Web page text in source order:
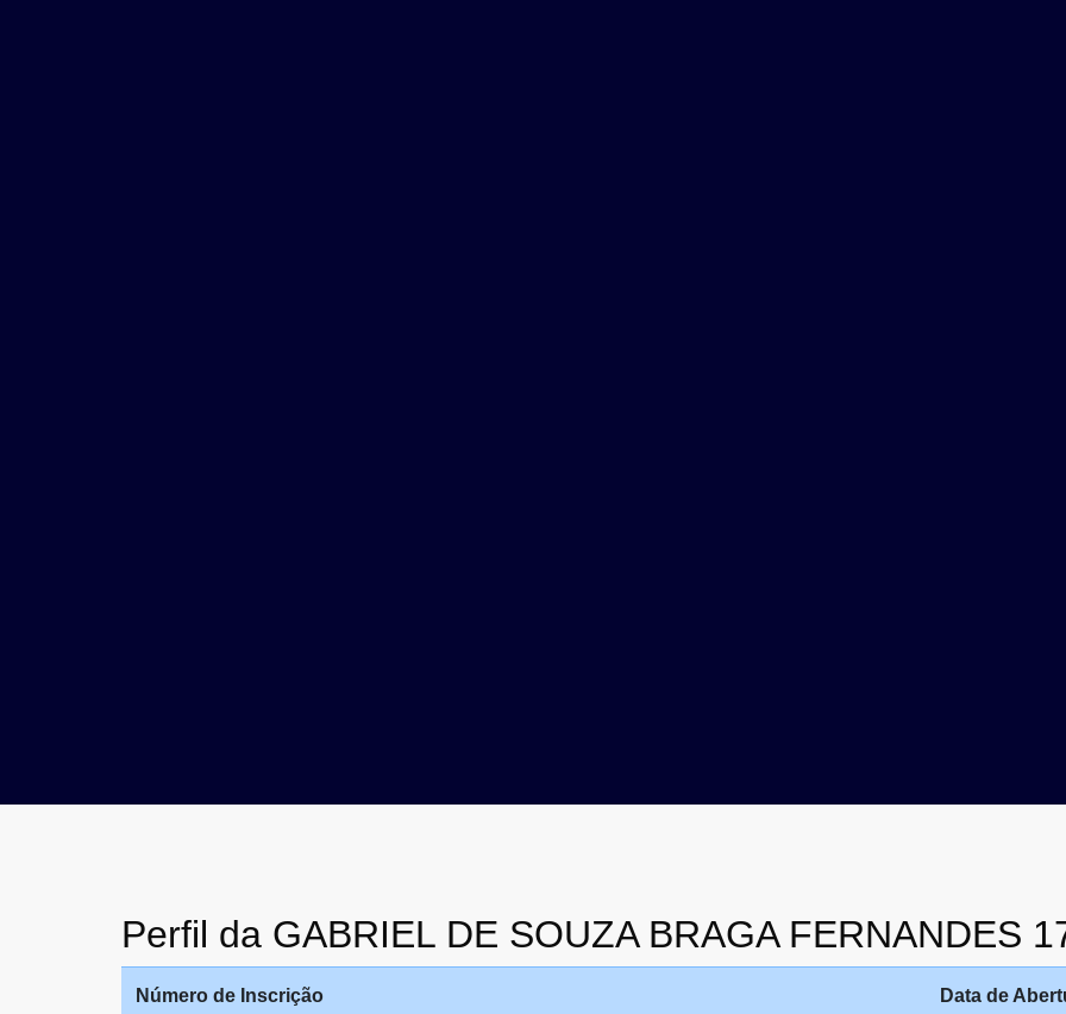
Perfil da GABRIEL DE SOUZA BRAGA FERNANDES
Número de Inscrição Data de